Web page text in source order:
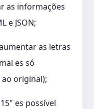
as informações
e JSON;
as letras
es só
original);
es possível